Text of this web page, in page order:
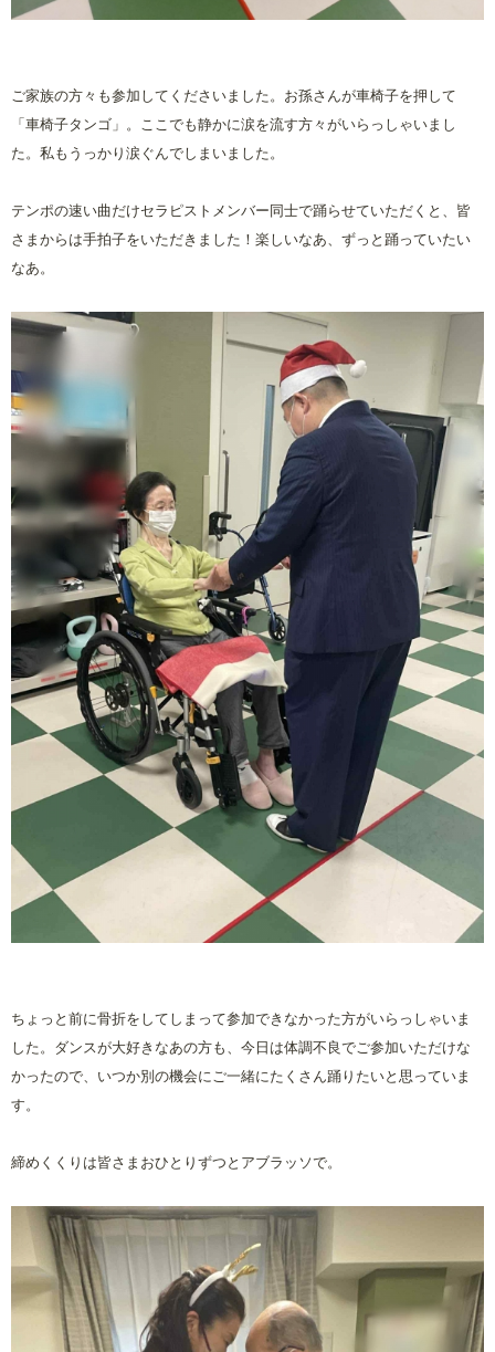
ご家族の方々も参加してくださいました。お孫さんが車椅子を押して
「車椅子タンゴ」。ここでも静かに涙を流す方々がいらっしゃいまし
た。私もうっかり涙ぐんでしまいました。
テンポの速い曲だけセラピストメンバー同士で踊らせていただくと、皆
さまからは手拍子をいただきました！楽しいなあ、ずっと踊っていたい
なあ。
ちょっと前に骨折をしてしまって参加できなかった方がいらっしゃいま
した。ダンスが大好きなあの方も、今日は体調不良でご参加いただけな
かったので、いつか別の機会にご一緒にたくさん踊りたいと思っていま
す。
締めくくりは皆さまおひとりずつとアブラッソで。